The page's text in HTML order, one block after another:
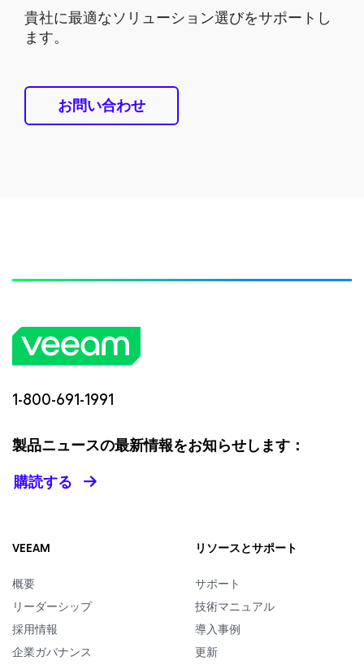
貴社に最適なソリューション選びをサポートし
ます。
お問い合わせ
1-800-691-1991
製品ニュースの最新情報をお知らせします：
購読する
VEEAM
概要
リーダーシップ
採用情報
企業ガバナンス
リソースとサポート
サポート
技術マニュアル
導入事例
更新